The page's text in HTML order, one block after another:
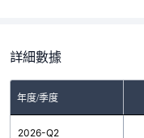
詳細數據
年度/季度
2026-Q2